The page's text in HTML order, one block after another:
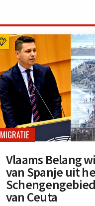
MIGRATIE
Vlaams Belang
van Spanje uit
van Ceuta